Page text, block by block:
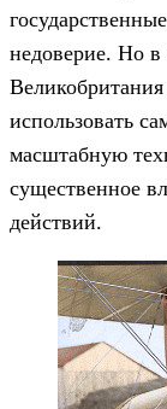
недоверие. Но
использовать
масштабную
существенное
действий.